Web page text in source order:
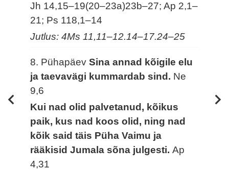
Jh 14,15–19(20–23a)23b–27; Ap 2,1–
21; Ps 118,1–14
Jutlus: 4Ms 11,11–12.14–17.24–25
8. PühapäevSina annad kõigile elu
ja taevavägi kummardab sind. Ne
9,6
Kui nad olid palvetanud, kõikus
paik, kus nad koos olid, ning nad
kõik said täis Püha Vaimu ja
rääkisid Jumala sõna julgesti.Ap
4,31